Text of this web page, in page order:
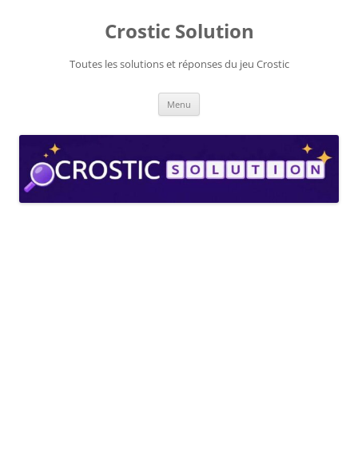
Crostic Solution
Toutes les solutions et réponses du jeu Crostic
Menu